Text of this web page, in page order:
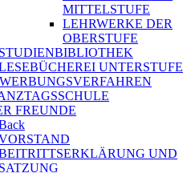
MITTELSTUFE
LEHRWERKE DER
OBERSTUFE
STUDIENBIBLIOTHEK
UNTERSTUFE
FREUNDE
UND
SATZUNG